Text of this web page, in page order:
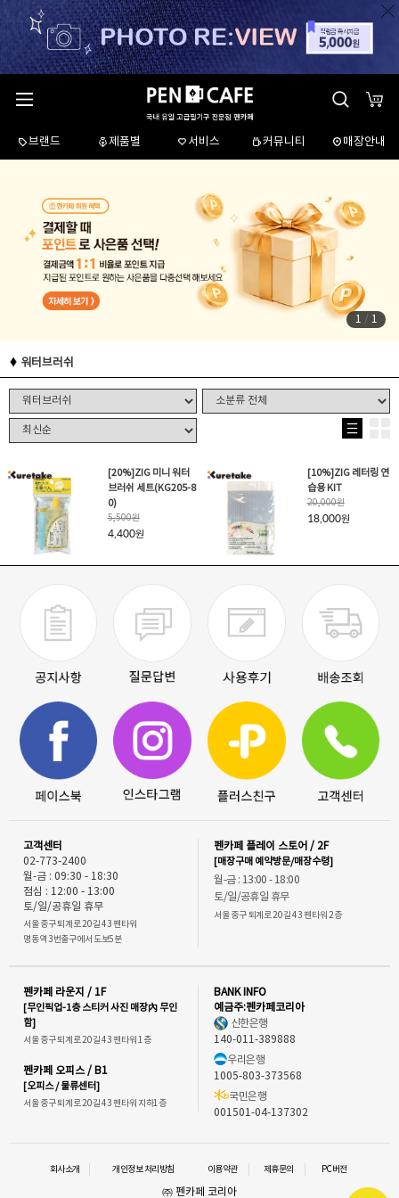
브랜드 제품별 서비스 커뮤니티 매장안내
1 / 1
워터브러쉬
[20%]ZIG 미니 워터
브러쉬 세트(KG205-8
0)
5,500원
4,400원
[10%]ZIG 레터링 연
습용 KIT
20,000원
18,000원
고객센터
02-773-2400
월-금 : 09:30 - 18:30
점심 : 12:00 - 13:00
토/일/공휴일 휴무
서울 중구 퇴계로 20길 43 펜타워
명동역 3번출구에서 도보5분
펜카페 플레이 스토어 / 2F
[매장구매 예약방문/매장수령]
월-금 : 13:00 - 18:00
토/일/공휴일 휴무
서울 중구 퇴계로 20길 43 펜타워 2층
펜카페 라운지 / 1F
[무인픽업-1층 스티커 사진 매장內 무인
함]
서울 중구 퇴계로 20길 43 펜타워 1층
펜카페 오피스 / B1
[오피스 / 물류센터]
서울 중구 퇴계로 20길 43 펜타워 지하1층
BANK INFO
예금주:펜카페코리아
신한은행
140-011-389888
우리은행
1005-803-373568
국민은행
001501-04-137302
회사소개 개인정보 처리방침 이용약관 제휴문의 PC버전
㈜ 펜카페 코리아